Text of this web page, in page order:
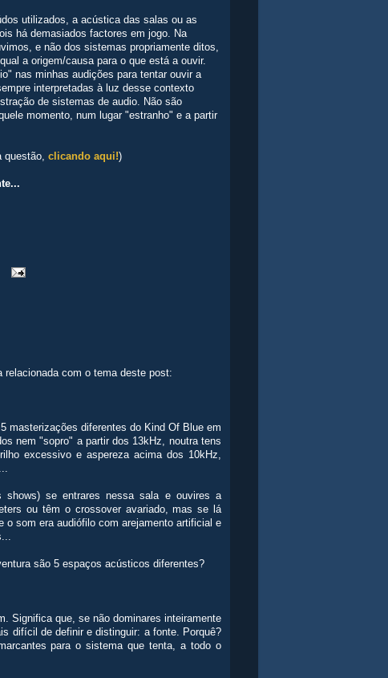
utilizados, a acústica das salas ou as
há demasiados factores em jogo. Na
e não dos sistemas propriamente ditos,
a origem/causa para o que está a ouvir.
nas minhas audições para tentar ouvir a
interpretadas à luz desse contexto
de sistemas de audio. Não são
momento, num lugar "estranho" e a partir
questão, clicando aqui!)
com o tema deste post:
masterizações diferentes do Kind Of Blue em
nem "sopro" a partir dos 13kHz, noutra tens
excessivo e aspereza acima dos 10kHz,
shows) se entrares nessa sala e ouvires a
ou têm o crossover avariado, mas se lá
som era audiófilo com arejamento artificial e
são 5 espaços acústicos diferentes?
Significa que, se não dominares inteiramente
difícil de definir e distinguir: a fonte. Porquê?
para o sistema que tenta, a todo o